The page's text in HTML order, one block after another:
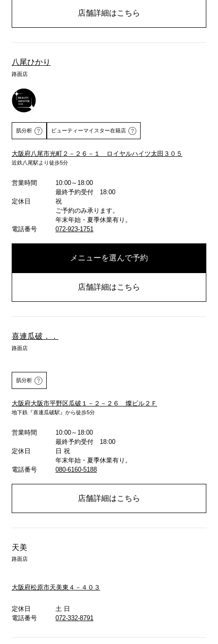
店舗詳細はこちら
八尾ひかり
路面店
肌分析 ビューティーマイスター在籍店
大阪府八尾市光町２－２６－１ ロイヤルハイツ太田３０５
近鉄八尾駅より徒歩5分
営業時間
10:00～18:00
最終予約受付 18:00
定休日
祝
ご予約のみ承ります。
年末年始・夏季休業有り。
電話番号
072-923-1751
メニューを選んで予約
店舗詳細はこちら
喜連瓜破．．
路面店
肌分析
大阪府大阪市平野区瓜破１－２－２６ 燦ビル２Ｆ
地下鉄『喜連瓜破駅』から徒歩5分
営業時間
10:00～18:00
最終予約受付 18:00
定休日
日 祝
年末年始・夏季休業有り。
電話番号
080-6160-5188
店舗詳細はこちら
天美
路面店
大阪府松原市天美東４－４０３
定休日
土 日
電話番号
072-332-8791